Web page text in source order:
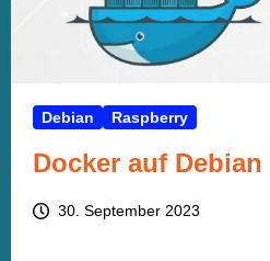
Debian Raspberry
Docker auf
30. September 2023